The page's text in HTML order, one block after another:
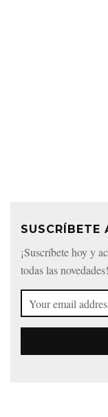
SUSCRÍBETE
¡Suscríbete hoy y
todas las novedades!